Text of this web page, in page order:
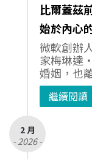
比爾蓋茲
始於內心
微軟創辦
家梅琳達
婚姻，也
繼續閱讀
2 月
- 2026 -